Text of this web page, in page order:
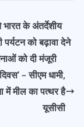
के अंतर्देशीय
को बढ़ावा देने
को दी मंजूरी
– सीएम धामी,
में मील का पत्थर है
यूसीसी